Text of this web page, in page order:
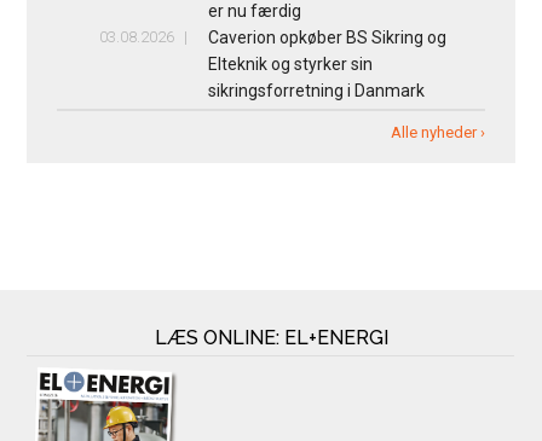
er nu færdig
03.08.2026
Caverion opkøber BS Sikring og
Elteknik og styrker sin
sikringsforretning i Danmark
Alle nyheder ›
LÆS ONLINE: EL+ENERGI